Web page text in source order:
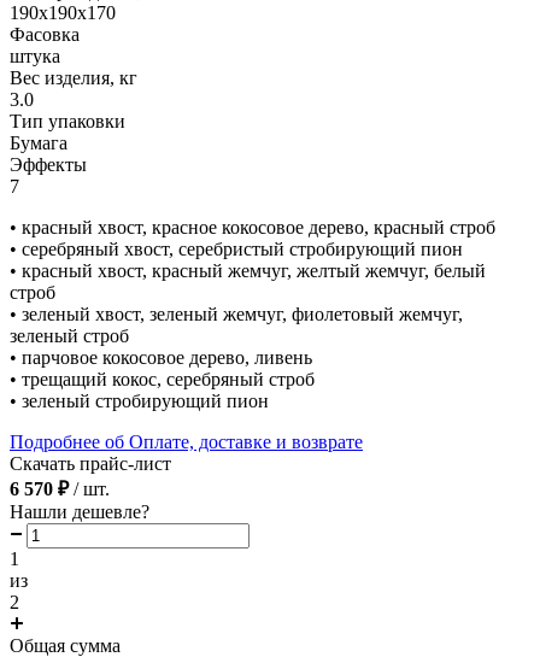
190х190х170
Фасовка
штука
Вес изделия, кг
3.0
Тип упаковки
Бумага
Эффекты
7
• красный хвост, красное кокосовое дерево, красный строб
• серебряный хвост, серебристый стробирующий пион
• красный хвост, красный жемчуг, желтый жемчуг, белый
строб
• зеленый хвост, зеленый жемчуг, фиолетовый жемчуг,
зеленый строб
• парчовое кокосовое дерево, ливень
• трещащий кокос, серебряный строб
• зеленый стробирующий пион
Подробнее об Оплате, доставке и возврате
Скачать прайс-лист
6 570 ₽ / шт.
Нашли дешевле?
1
из
2
Общая сумма